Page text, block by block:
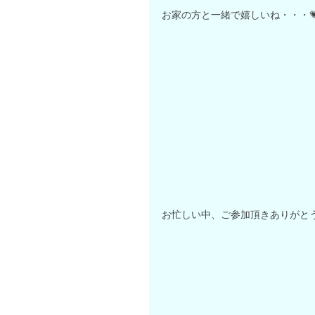
お家の方と一緒で嬉しいね・・・
お忙しい中、ご参加頂きありがと